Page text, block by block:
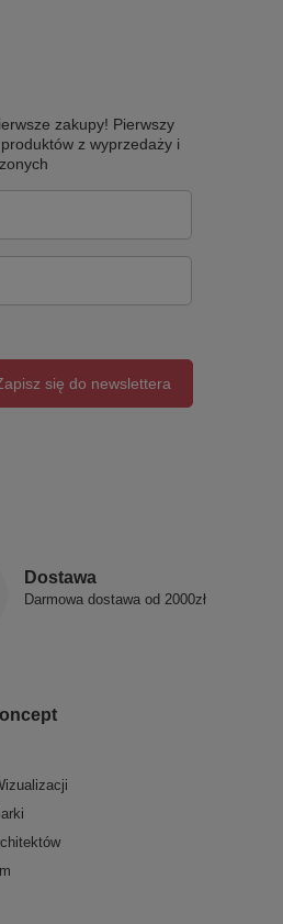
zakupy! Pierwszy
z wyprzedaży i
się do newslettera
Dostawa
Darmowa dostawa od 2000zł